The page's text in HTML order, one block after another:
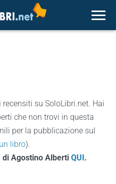
su SoloLibri.net. Hai
che non trovi in questa
per la pubblicazione sul
libro).
Agostino Alberti QUI.